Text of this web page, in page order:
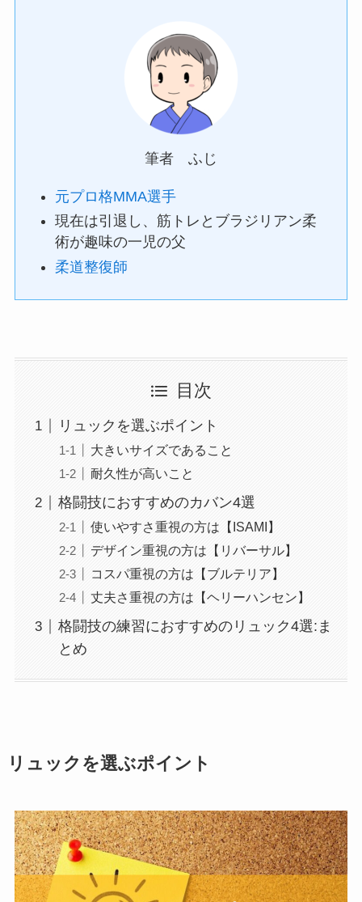
筆者 ふじ
元プロ格MMA選手
現在は引退し、筋トレとブラジリアン柔
術が趣味の一児の父
柔道整復師
目次
リュックを選ぶポイント
大きいサイズであること
耐久性が高いこと
格闘技におすすめのカバン4選
使いやすさ重視の方は【ISAMI】
デザイン重視の方は【リバーサル】
コスパ重視の方は【ブルテリア】
丈夫さ重視の方は【ヘリーハンセン】
格闘技の練習におすすめのリュック4選:ま
とめ
リュックを選ぶポイント